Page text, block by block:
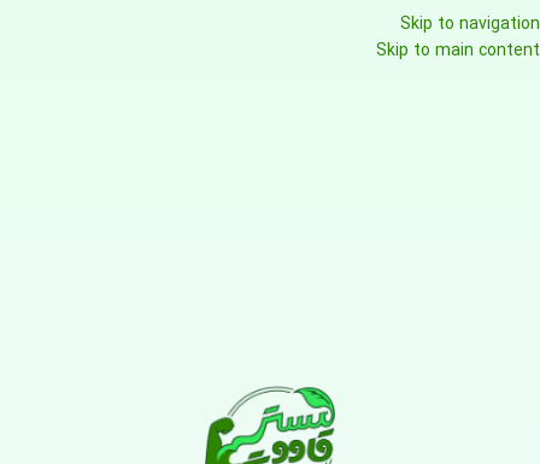
Skip to navigation
Skip to main content